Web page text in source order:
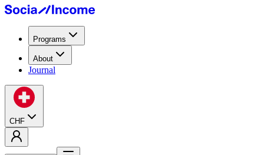
Programs
About
Journal
CHF